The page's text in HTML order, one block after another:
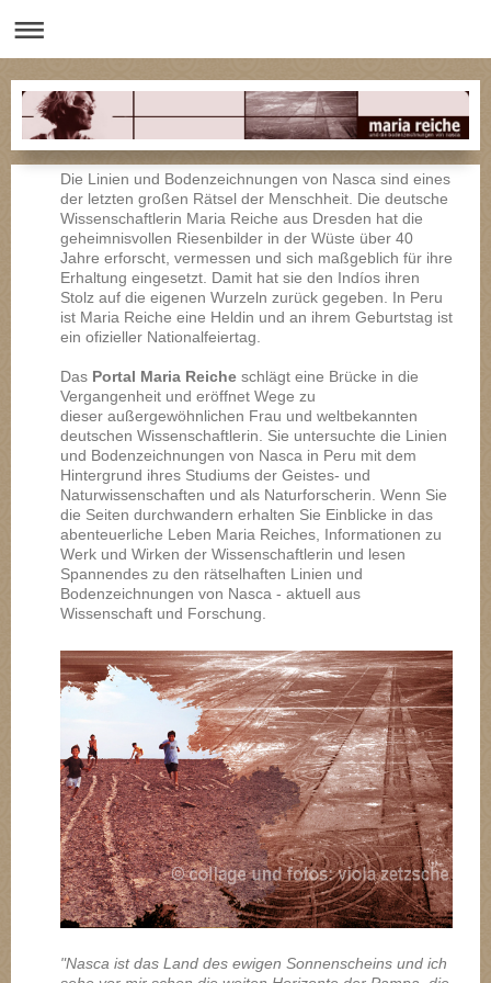
Die Linien und Bodenzeichnungen von Nasca sind eines
der letzten großen Rätsel der Menschheit. Die deutsche
Wissenschaftlerin Maria Reiche aus Dresden hat die
geheimnisvollen Riesenbilder in der Wüste über 40
Jahre erforscht, vermessen und sich maßgeblich für ihre
Erhaltung eingesetzt. Damit hat sie den Indíos ihren
Stolz auf die eigenen Wurzeln zurück gegeben. In Peru
ist Maria Reiche eine Heldin und an ihrem Geburtstag ist
ein ofizieller Nationalfeiertag.
Das Portal Maria Reiche schlägt eine Brücke in die
Vergangenheit und eröffnet Wege zu
dieser außergewöhnlichen Frau und weltbekannten
deutschen Wissenschaftlerin. Sie untersuchte die Linien
und Bodenzeichnungen von Nasca in Peru mit dem
Hintergrund ihres Studiums der Geistes- und
Naturwissenschaften und als Naturforscherin. Wenn Sie
die Seiten durchwandern erhalten Sie Einblicke in das
abenteuerliche Leben Maria Reiches, Informationen zu
Werk und Wirken der Wissenschaftlerin und lesen
Spannendes zu den rätselhaften Linien und
Bodenzeichnungen von Nasca - aktuell aus
Wissenschaft und Forschung.
"Nasca ist das Land des ewigen Sonnenscheins und ich